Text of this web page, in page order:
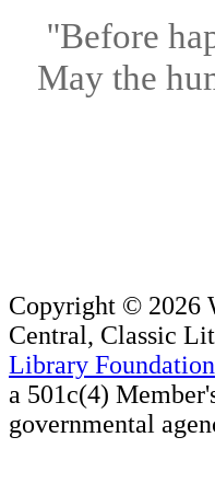
''Before
May the
Copyright © 2026
Central, Classic
Library Foundation
a 501c(4)
governmental